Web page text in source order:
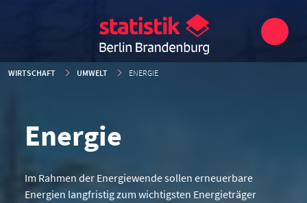
WIRTSCHAFT UMWELT ENERGIE
Energie
Im Rahmen der Energiewende sollen erneuerbare
Energien langfristig zum wichtigsten Energieträger